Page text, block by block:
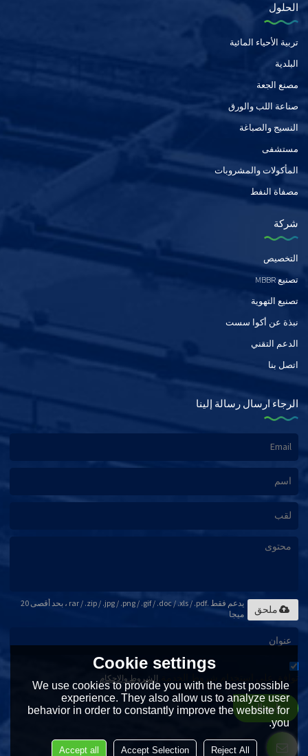
الحلول
تربية الأحياء المائية
البلدية
مصنع الجعة
صناعة اللب والورق
النسيج والصباغة
مستشفى
المأكولات والمشروبات
مصفاة النفط
شركة
التخصيص
تصنيع MBBR
تصنيع التهوية
نبذة عن أكوا سست
الدعم التقني
اتصل بنا
الرجاء ارسال رسالة إلينا
يدعم فقط .rar / .zip / .jpg / .png / .gif / .doc / .xls / .pdf ، بحد أقصى 20
ميجا
ملحق
توافق على استخدام شروط الخدمة,الشروط والاحكام
إرسال
Cookie settings
We use cookies to provide you with the best possible
experience. They also allow us to analyze user
behavior in order to constantly improve the website for
you.
Reject All
Accept Selection
Accept all